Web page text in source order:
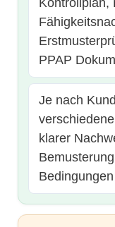
PPAP
Je nach
klarer